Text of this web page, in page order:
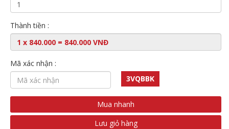
Thành tiền :
Mã xác nhận :
3VQBBK
Mua nhanh
Lưu giỏ hàng